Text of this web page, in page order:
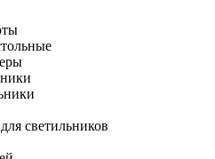
светильников